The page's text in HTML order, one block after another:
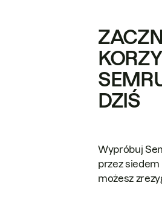
DZIŚ
Wypróbuj
przez
możesz